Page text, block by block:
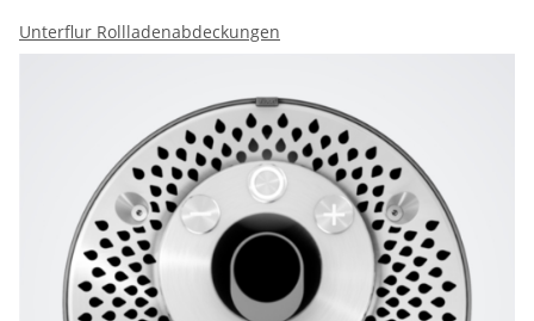
Unterflur Rollladenabdeckungen